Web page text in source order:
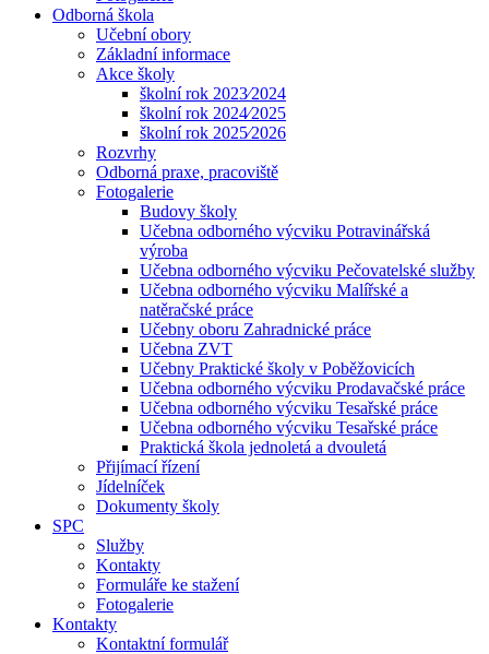
Odborná škola
Učební obory
Základní informace
Akce školy
školní rok 2023⁄2024
školní rok 2024⁄2025
školní rok 2025⁄2026
Rozvrhy
Odborná praxe, pracoviště
Fotogalerie
Budovy školy
Učebna odborného výcviku Potravinářská
výroba
Učebna odborného výcviku Pečovatelské služby
Učebna odborného výcviku Malířské a
natěračské práce
Učebny oboru Zahradnické práce
Učebna ZVT
Učebny Praktické školy v Poběžovicích
Učebna odborného výcviku Prodavačské práce
Učebna odborného výcviku Tesařské práce
Učebna odborného výcviku Tesařské práce
Praktická škola jednoletá a dvouletá
Přijímací řízení
Jídelníček
Dokumenty školy
SPC
Služby
Kontakty
Formuláře ke stažení
Fotogalerie
Kontakty
Kontaktní formulář